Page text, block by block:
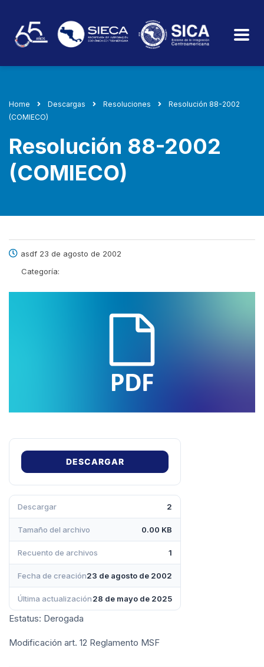
Home Descargas Resoluciones
Resolución 88-2002
(COMIECO)
Resolución 88-2002
(COMIECO)
asdf 23 de agosto de 2002
Categoría:
DESCARGAR
Descargar 2
Tamaño del archivo 0.00 KB
Recuento de archivos 1
Fecha de creación23 de agosto de 2002
Última actualización28 de mayo de 2025
Estatus: Derogada
Modificación art. 12 Reglamento MSF